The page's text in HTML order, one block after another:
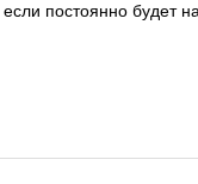
постоянно будет на